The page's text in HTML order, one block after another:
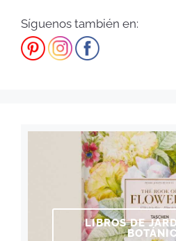
Síguenos también en:
LIBROS DE